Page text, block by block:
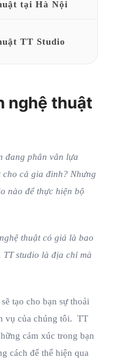
tại Hà Nội
TT Studio
nghệ thuật
đang phân vân lựa
cả gia đình? Nhưng
nào để thực hiện bộ
thuật có giá là bao
studio là địa chỉ mà
tạo cho bạn sự thoải
vụ của chúng tôi. TT
cảm xúc trong bạn
cách để thể hiện qua